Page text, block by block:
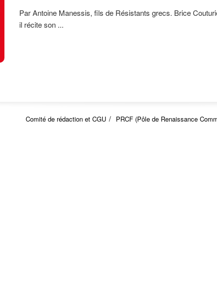
Par Antoine Manessis, fils de Résistants grecs. Brice
il récite son ...
Comité de rédaction et CGU PRCF (Pôle de Renaissance